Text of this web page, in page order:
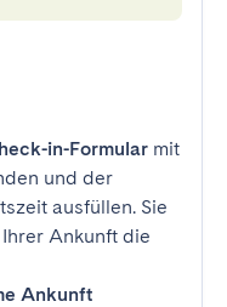
in-Formular mit
und der
ausfüllen. Sie
Ankunft die
Ankunft